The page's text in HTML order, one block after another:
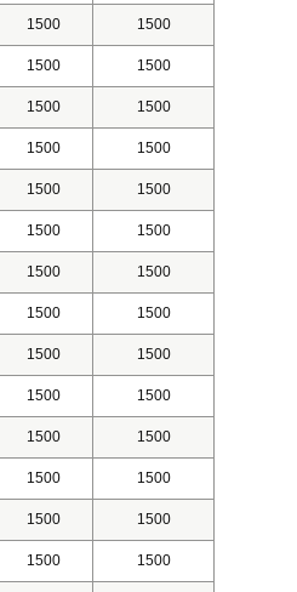
1500 1500
1500 1500
1500 1500
1500 1500
1500 1500
1500 1500
1500 1500
1500 1500
1500 1500
1500 1500
1500 1500
1500 1500
1500 1500
1500 1500